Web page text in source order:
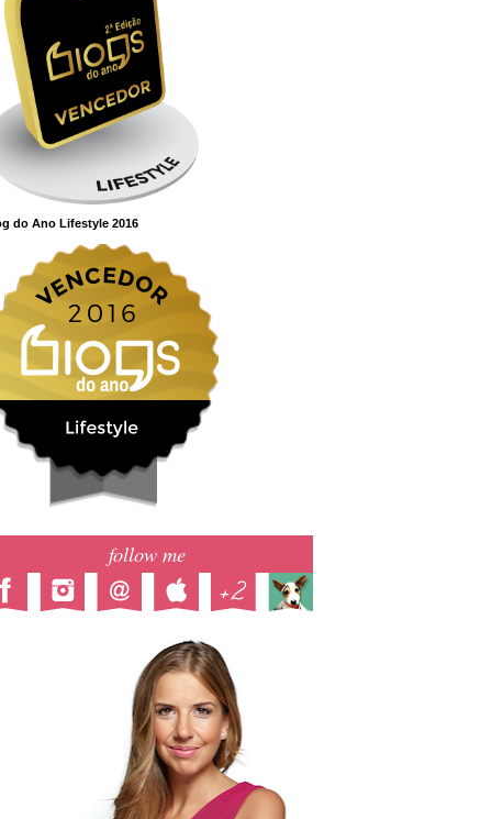
do Ano Lifestyle 2016
follow me